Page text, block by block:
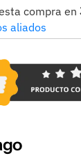
compra en
aliados